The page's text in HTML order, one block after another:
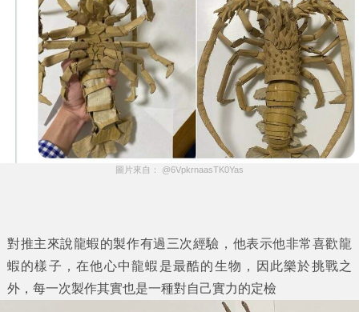
圖片來自： @6VpkrnaasTK0Yas
對推主來說龍蝦的製作有過三次經驗，他表示他非常喜歡龍
蝦的樣子，在他心中龍蝦是最酷的生物，因此樂於挑戰之
外，每一次製作其實也是一種對自己實力的定檢